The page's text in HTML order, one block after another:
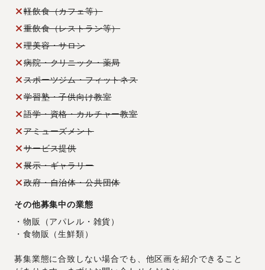
軽飲食（カフェ等）
重飲食（レストラン等）
理美容・サロン
病院・クリニック・薬局
スポーツジム・フィットネス
学習塾・子供向け教室
語学・資格・カルチャー教室
アミューズメント
サービス提供
展示・ギャラリー
政府・自治体・公共団体
その他募集中の業態
・物販（アパレル・雑貨）
・食物販（生鮮類）
募集業態に合致しない場合でも、他区画を紹介できること